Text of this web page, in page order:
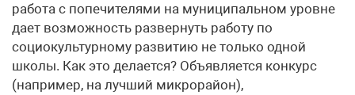
работа с попечителями на муниципальном уровне
дает возможность развернуть работу по
социокультурному развитию не только одной
школы. Как это делается? Объявляется конкурс
(например, на лучший микрорайон),